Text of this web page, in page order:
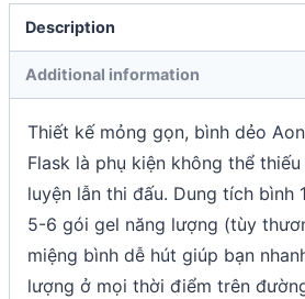
Description
Additional information
Thiết kế mỏng gọn, bình dẻo
Flask là phụ kiện không thể
luyện lẫn thi đấu. Dung tích bình
5-6 gói gel năng lượng (tùy
miệng bình dễ hút giúp bạn
lượng ở mọi thời điểm trên